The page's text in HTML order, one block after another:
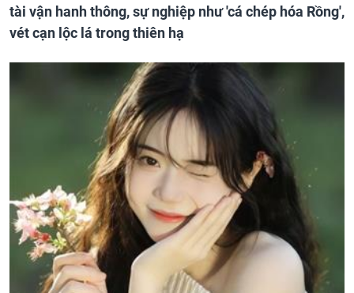
tài vận hanh thông, sự nghiệp như 'cá chép hóa Rồng',
vét cạn lộc lá trong thiên hạ